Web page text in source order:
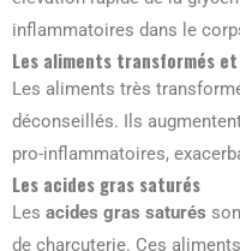
inflammatoires dans le
Les aliments transformés
Les aliments très
déconseillés. Ils
pro-inflammatoires,
Les acides gras saturés
Les acides gras saturés
de charcuterie. Ces